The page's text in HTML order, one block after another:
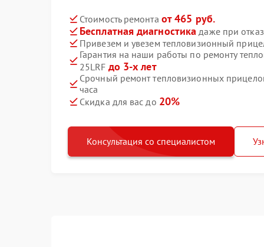
Стоимость ремонта от 465 руб.
Бесплатная диагностика даже при
Привезем и увезем тепловизионный
Гарантия на наши работы по ремонту
25LRF до 3-х лет
Срочный ремонт тепловизионных
часа
Скидка для вас до 20%
Консультация со специалистом